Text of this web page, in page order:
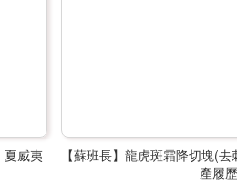
夏威夷
【蘇班長】龍虎斑霜降切塊(
產履